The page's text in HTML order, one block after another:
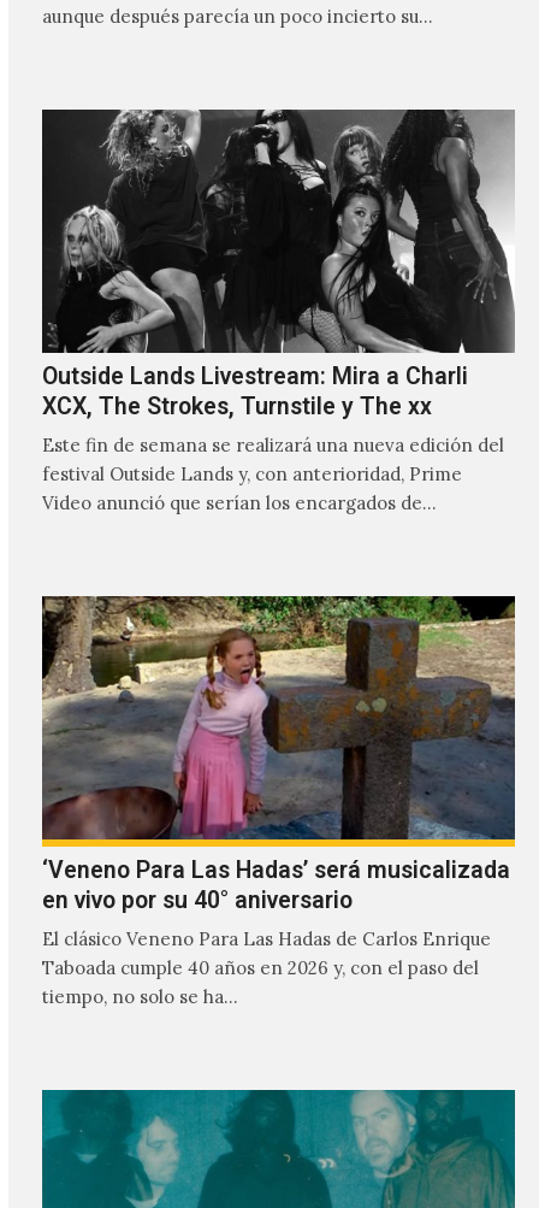
aunque después parecía un poco incierto su…
Outside Lands Livestream: Mira a Charli
XCX, The Strokes, Turnstile y The xx
Este fin de semana se realizará una nueva edición del
festival Outside Lands y, con anterioridad, Prime
Video anunció que serían los encargados de
‘Veneno Para Las Hadas’ será musicalizada
en vivo por su 40° aniversario
El clásico Veneno Para Las Hadas de Carlos Enrique
Taboada cumple 40 años en 2026 y, con el paso del
tiempo, no solo se ha…